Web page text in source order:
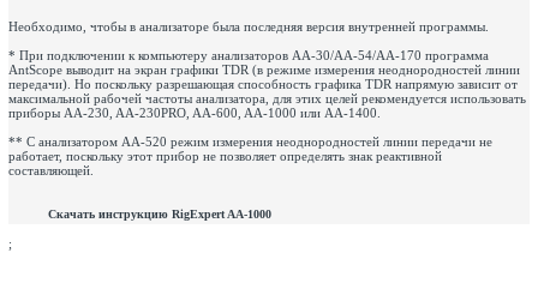
Необходимо, чтобы в анализаторе была последняя версия внутренней программы.
* При подключении к компьютеру анализаторов AA-30/AA-54/AA-170 программа
AntScope выводит на экран графики TDR (в режиме измерения неоднородностей линии
передачи). Но поскольку разрешающая способность графика TDR напрямую зависит от
максимальной рабочей частоты анализатора, для этих целей рекомендуется использовать
приборы AA-230, AA-230PRO, AA-600, AA-1000 или AA-1400.
** С анализатором AA-520 режим измерения неоднородностей линии передачи не
работает, поскольку этот прибор не позволяет определять знак реактивной
составляющей.
Скачать инструкцию RigExpert AA-1000
;